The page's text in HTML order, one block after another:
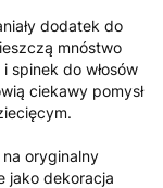
dodatek do
mnóstwo
spinek do włosów
ciekawy pomysł
na oryginalny
jako dekoracja